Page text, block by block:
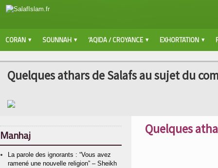
CORAN SOUNNAH ‘AQIDA / CROYANCE EXHORTATION
Quelques athars de Salafs au sujet du
Quelques
Manhaj
La parole des ignorants : “Vous avez
ramené une nouvelle religion” – Sheikh